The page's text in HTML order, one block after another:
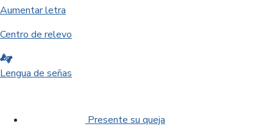
Aumentar letra
Centro de relevo
Lengua de señas
Presente su queja